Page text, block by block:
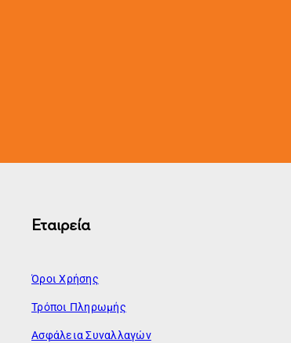
Εταιρεία
Όροι Χρήσης
Τρόποι Πληρωμής
Ασφάλεια Συναλλαγών